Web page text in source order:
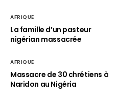
AFRIQUE
La famille d’un pasteur
nigérian massacrée
AFRIQUE
Massacre de 30 chrétiens à
Naridon au Nigéria